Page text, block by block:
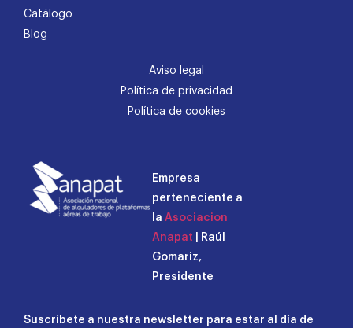
Catálogo
Blog
Aviso legal
Política de privacidad
Política de cookies
Empresa
perteneciente a
la Asociacion
Anapat | Raúl
Gomariz,
Presidente
Suscríbete a nuestra newsletter para estar al día de